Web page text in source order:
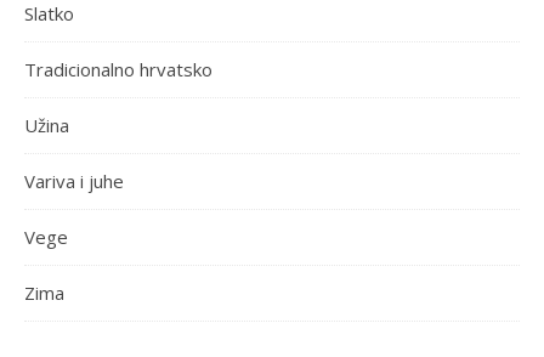
Slatko
Tradicionalno hrvatsko
Užina
Variva i juhe
Vege
Zima